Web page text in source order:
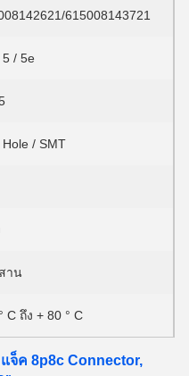
615008143721
/ 5e
/ SMT
าน
C ถึง + 80 ° C
จ็ค 8p8c Connector,